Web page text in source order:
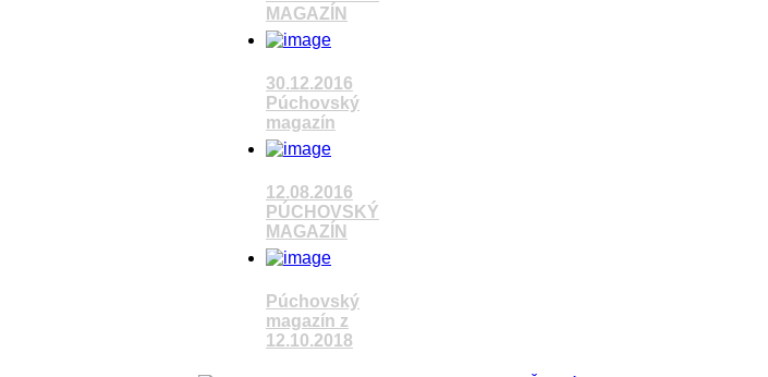
MAGAZÍN
30.12.2016
Púchovský
magazín
12.08.2016
PÚCHOVSKÝ
MAGAZÍN
Púchovský
magazín z
12.10.2018